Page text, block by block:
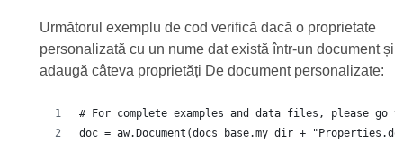
Următorul exemplu de cod verifică dacă o proprietate
personalizată cu un nume dat există într-un document și
adaugă câteva proprietăți De document personalizate:
# For complete examples and data files, please go
doc = aw.Document(docs_base.my_dir +